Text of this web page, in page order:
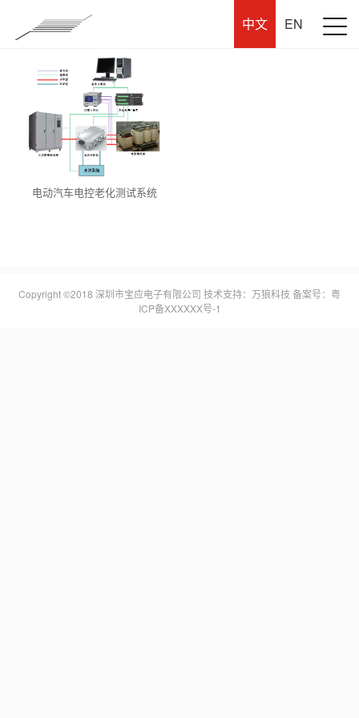
EN
中文
电动汽车电控老化测试系统
Copyright ©2018 深圳市宝应电子有限公司 技术支持： 万狼科技 备案号：粤
ICP备XXXXXX号-1